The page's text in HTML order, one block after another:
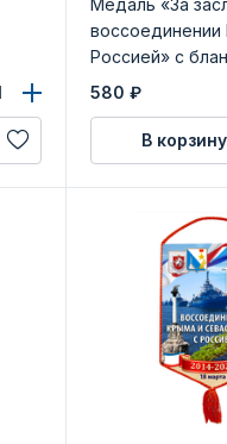
Россией» с
удостоверения
580 ₽
В корзину